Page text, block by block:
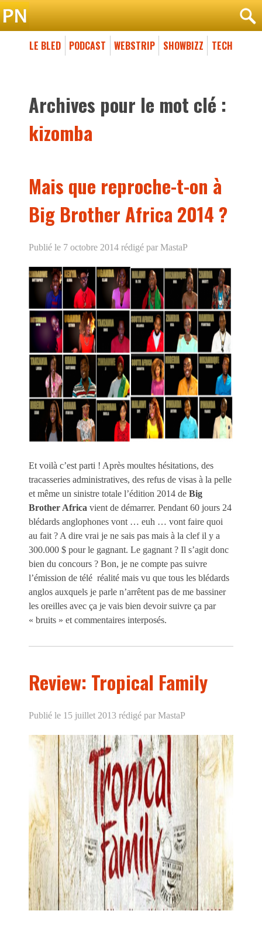
LE BLED PODCAST WEBSTRIP SHOWBIZZ TECH
Archives pour le mot clé :
kizomba
Mais que reproche-t-on à
Big Brother Africa 2014 ?
Publié le 7 octobre 2014 rédigé par MastaP
Et voilà c’est parti ! Après moultes hésitations, des
tracasseries administratives, des refus de visas à la pelle
et même un sinistre totale l’édition 2014 de Big
Brother Africa vient de démarrer. Pendant 60 jours 24
blédards anglophones vont … euh … vont faire quoi
au fait ? A dire vrai je ne sais pas mais à la clef il y a
300.000 $ pour le gagnant. Le gagnant ? Il s’agit donc
bien du concours ? Bon, je ne compte pas suivre
l’émission de télé réalité mais vu que tous les blédards
anglos auxquels je parle n’arrêtent pas de me bassiner
les oreilles avec ça je vais bien devoir suivre ça par
« bruits » et commentaires interposés.
Review: Tropical Family
Publié le 15 juillet 2013 rédigé par MastaP